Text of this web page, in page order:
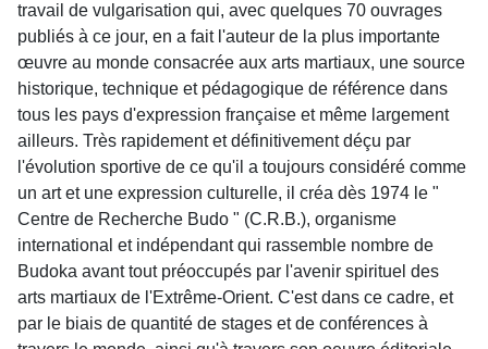
travail de vulgarisation qui, avec quelques 70 ouvrages
publiés à ce jour, en a fait l'auteur de la plus importante
œuvre au monde consacrée aux arts martiaux, une source
historique, technique et pédagogique de référence dans
tous les pays d'expression française et même largement
ailleurs. Très rapidement et définitivement déçu par
l'évolution sportive de ce qu'il a toujours considéré comme
un art et une expression culturelle, il créa dès 1974 le "
Centre de Recherche Budo " (C.R.B.), organisme
international et indépendant qui rassemble nombre de
Budoka avant tout préoccupés par l'avenir spirituel des
arts martiaux de l'Extrême-Orient. C'est dans ce cadre, et
par le biais de quantité de stages et de conférences à